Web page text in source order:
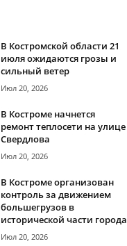
В Костромской области 21
июля ожидаются грозы и
сильный ветер
Июл 20, 2026
В Костроме начнется
ремонт теплосети на улице
Свердлова
Июл 20, 2026
В Костроме организован
контроль за движением
большегрузов в
исторической части города
Июл 20, 2026